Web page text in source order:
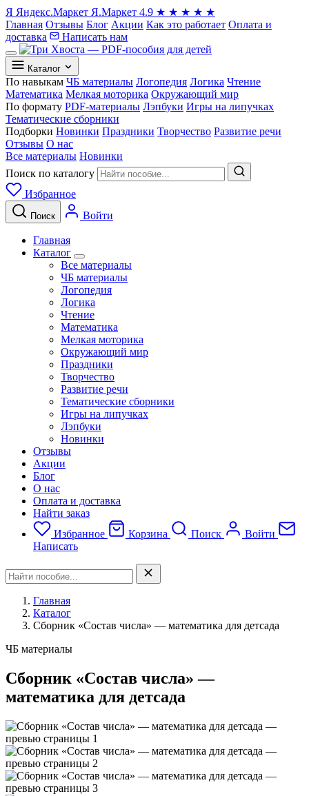
Я Яндекс.Маркет Я.Маркет 4.9 ★ ★ ★ ★ ★
Главная Отзывы Блог Акции Как это работает Оплата и
доставка
Написать нам
Каталог
По навыкам ЧБ материалы Логопедия Логика Чтение
Математика Мелкая моторика Окружающий мир
По формату PDF-материалы Лэпбуки Игры на липучках
Тематические сборники
Подборки Новинки Праздники Творчество Развитие речи
Отзывы О нас
Все материалы Новинки
Поиск по каталогу
Избранное
Поиск Войти
Главная
Каталог
Все материалы
ЧБ материалы
Логопедия
Логика
Чтение
Математика
Мелкая моторика
Окружающий мир
Праздники
Творчество
Развитие речи
Тематические сборники
Игры на липучках
Лэпбуки
Новинки
Отзывы
Акции
Блог
О нас
Оплата и доставка
Найти заказ
Избранное
Корзина Поиск
Войти
Написать
Главная
Каталог
Сборник «Состав числа» — математика для детсада
ЧБ материалы
Сборник «Состав числа» —
математика для детсада